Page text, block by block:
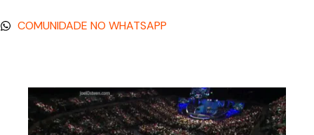
COMUNIDADE NO WHATSAPP